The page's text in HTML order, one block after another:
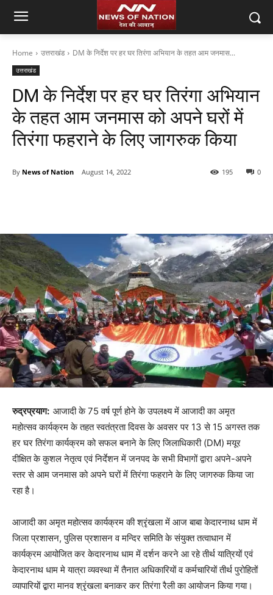
Home उत्तराखंड DM के निर्देश पर हर घर तिरंगा अभियान के तहत आम जनमास...
उत्तराखंड
DM के निर्देश पर हर घर तिरंगा अभियान
के तहत आम जनमास को अपने घरों में
तिरंगा फहराने के लिए जागरुक किया
By News of Nation August 14, 2022 0
195
रुद्रप्रयाग: आजादी के 75 वर्ष पूर्ण होने के उपलक्ष्य में आजादी का अमृत
महोत्सव कार्यक्रम के तहत स्वतंत्रता दिवस के अवसर पर 13 से 15 अगस्त तक
हर घर तिरंगा कार्यक्रम को सफल बनाने के लिए जिलाधिकारी (DM) मयूर
दीक्षित के कुशल नेतृत्व एवं निर्देशन में जनपद के सभी विभागों द्वारा अपने-अपने
स्तर से आम जनमास को अपने घरों में तिरंगा फहराने के लिए जागरुक किया जा
रहा है।
आजादी का अमृत महोत्सव कार्यक्रम की श्रृंखला में आज बाबा केदारनाथ धाम में
जिला प्रशासन, पुलिस प्रशासन व मन्दिर समिति के संयुक्त तत्वाधान में
कार्यक्रम आयोजित कर केदारनाथ धाम में दर्शन करने आ रहे तीर्थ यात्रियों एवं
केदारनाथ धाम मे यात्रा व्यवस्था में तैनात अधिकारियों व कर्मचारियों तीर्थ पुरोहितों
व्यापारियों द्बारा मानव श्रृंखला बनाकर कर तिरंगा रैली का आयोजन किया गया।